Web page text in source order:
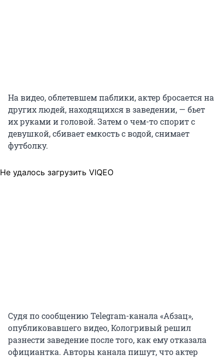
На видео, облетевшем паблики, актер бросается на
других людей, находящихся в заведении, — бьет
их руками и головой. Затем о чем-то спорит с
девушкой, сбивает емкость с водой, снимает
футболку.
Не удалось загрузить VIQEO
Судя по сообщению Telegram-канала «Абзац»,
опубликовавшего видео, Кологривый решил
разнести заведение после того, как ему отказала
официантка. Авторы канала пишут, что актер